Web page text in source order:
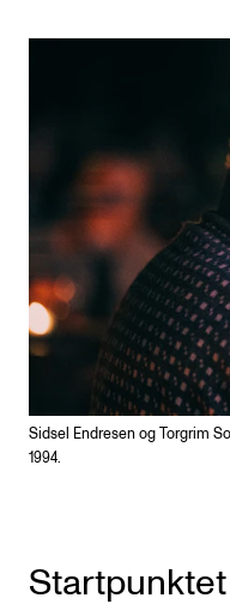
Sidsel Endresen og Torgrim
1994.